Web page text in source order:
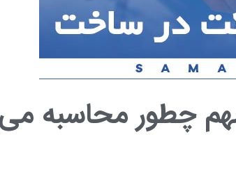
چطور محاسبه